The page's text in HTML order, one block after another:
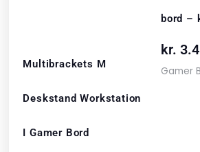
Multibrackets M
Deskstand Workstation
I Gamer Bord
bord –
kr.
Gamer